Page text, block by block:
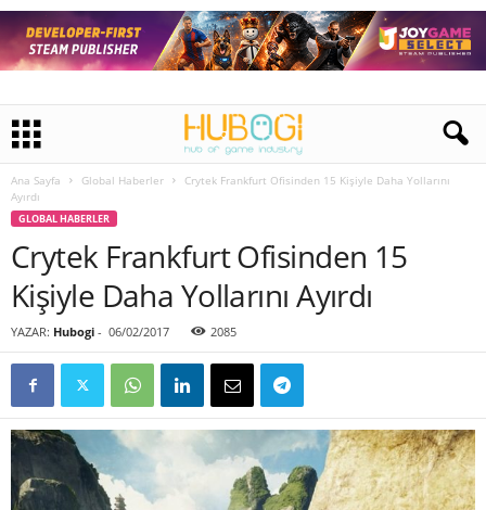
Ana Sayfa Global Haberler
Crytek Frankfurt Ofisinden 15 Kişiyle Daha Yollarını
Ayırdı
GLOBAL HABERLER
Crytek Frankfurt Ofisinden 15
Kişiyle Daha Yollarını Ayırdı
YAZAR: Hubogi - 06/02/2017 2085